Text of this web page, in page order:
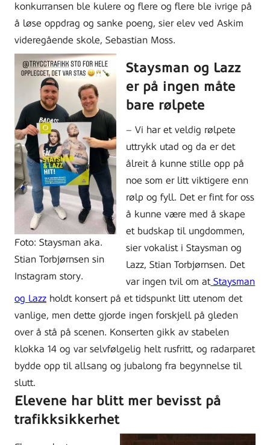
konkurransen ble kulere og flere og flere ble ivrige på
å løse oppdrag og sanke poeng, sier elev ved Askim
videregående skole, Sebastian Moss.
Foto: Staysman aka.
Stian Torbjørnsen sin
Instagram story.
Staysman og Lazz
er på ingen måte
bare rølpete
– Vi har et veldig rølpete
uttrykk utad og da er det
ålreit å kunne stille opp på
noe som er litt viktigere enn
rølp og fyll. Det er fint for oss
å kunne være med å skape
et budskap til ungdommen,
sier vokalist i Staysman og
Lazz, Stian Torbjørnsen. Det
var ingen tvil om atStaysman
og Lazz holdt konsert på et tidspunkt litt utenom det
vanlige, men dette gjorde ingen forskjell på gleden
over å stå på scenen. Konserten gikk av stabelen
klokka 14 og var selvfølgelig helt rusfritt, og radarparet
bydde opp til allsang og jubalong fra begynnelse til
slutt.
Elevene har blitt mer bevisst på
trafikksikkerhet